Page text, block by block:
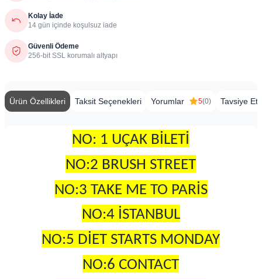
Kolay İade
14 gün içinde koşulsuz iade
Güvenli Ödeme
256-bit SSL korumalı altyapı
Ürün Özellikleri Taksit Seçenekleri Yorumlar 5(0) Tavsiye Et
NO: 1 UÇAK BİLETİ
NO:2 BRUSH STREET
NO:3 TAKE ME TO PARİS
NO:4 İSTANBUL
NO:5 DİET STARTS MONDAY
NO:6 CONTACT